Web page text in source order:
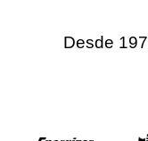
Desde